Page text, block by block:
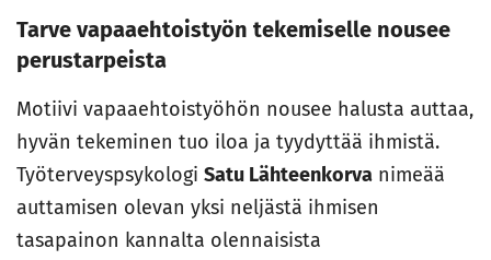
Tarve vapaaehtoistyön tekemiselle nousee
perustarpeista
Motiivi vapaaehtoistyöhön nousee halusta auttaa,
hyvän tekeminen tuo iloa ja tyydyttää ihmistä.
Työterveyspsykologi Satu Lähteenkorva nimeää
auttamisen olevan yksi neljästä ihmisen
tasapainon kannalta olennaisista